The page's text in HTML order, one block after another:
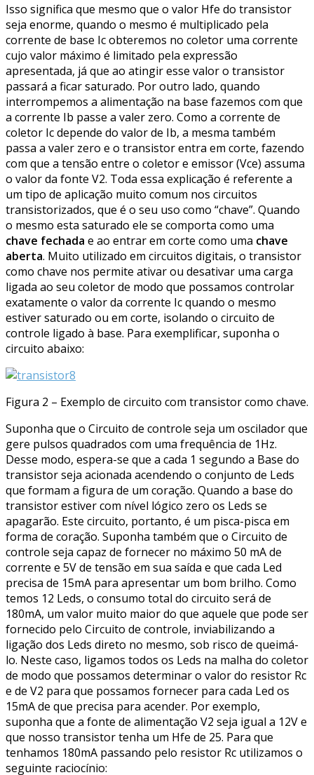
Isso significa que mesmo que o valor Hfe do transistor
seja enorme, quando o mesmo é multiplicado pela
corrente de base Ic obteremos no coletor uma corrente
cujo valor máximo é limitado pela expressão
apresentada, já que ao atingir esse valor o transistor
passará a ficar saturado. Por outro lado, quando
interrompemos a alimentação na base fazemos com que
a corrente Ib passe a valer zero. Como a corrente de
coletor Ic depende do valor de Ib, a mesma também
passa a valer zero e o transistor entra em corte, fazendo
com que a tensão entre o coletor e emissor (Vce) assuma
o valor da fonte V2. Toda essa explicação é referente a
um tipo de aplicação muito comum nos circuitos
transistorizados, que é o seu uso como “chave”. Quando
o mesmo esta saturado ele se comporta como uma
chave fechada e ao entrar em corte como uma chave
aberta. Muito utilizado em circuitos digitais, o transistor
como chave nos permite ativar ou desativar uma carga
ligada ao seu coletor de modo que possamos controlar
exatamente o valor da corrente Ic quando o mesmo
estiver saturado ou em corte, isolando o circuito de
controle ligado à base. Para exemplificar, suponha o
circuito abaixo:
Figura 2 – Exemplo de circuito com transistor como chave.
Suponha que o Circuito de controle seja um oscilador que
gere pulsos quadrados com uma frequência de 1Hz.
Desse modo, espera-se que a cada 1 segundo a Base do
transistor seja acionada acendendo o conjunto de Leds
que formam a figura de um coração. Quando a base do
transistor estiver com nível lógico zero os Leds se
apagarão. Este circuito, portanto, é um pisca-pisca em
forma de coração. Suponha também que o Circuito de
controle seja capaz de fornecer no máximo 50 mA de
corrente e 5V de tensão em sua saída e que cada Led
precisa de 15mA para apresentar um bom brilho. Como
temos 12 Leds, o consumo total do circuito será de
180mA, um valor muito maior do que aquele que pode ser
fornecido pelo Circuito de controle, inviabilizando a
ligação dos Leds direto no mesmo, sob risco de queimá-
lo. Neste caso, ligamos todos os Leds na malha do coletor
de modo que possamos determinar o valor do resistor Rc
e de V2 para que possamos fornecer para cada Led os
15mA de que precisa para acender. Por exemplo,
suponha que a fonte de alimentação V2 seja igual a 12V e
que nosso transistor tenha um Hfe de 25. Para que
tenhamos 180mA passando pelo resistor Rc utilizamos o
seguinte raciocínio: